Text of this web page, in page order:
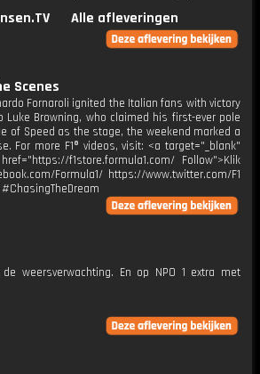
Alle afleveringen
Scenes
Fornaroli ignited the Italian fans with victory
Browning, who claimed his first-ever pole
of Speed as the stage, the weekend marked a
more F1® videos, visit: <a target="_blank"
f1store.formula1.com/ Follow">Klik
Formula1/ https://www.twitter.com/F1
weersverwachting. En op NPO 1 extra met